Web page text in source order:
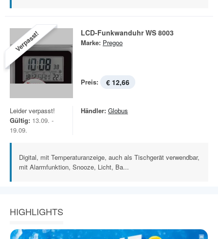
Verpasst! LCD-Funkwanduhr WS 8003
Marke: Pregoo
Preis: € 12,66
Leider verpasst!
Gültig: 13.09. -
19.09.
Händler: Globus
Digital, mit Temperaturanzeige, auch als Tischgerät verwendbar,
mit Alarmfunktion, Snooze, Licht, Ba...
HIGHLIGHTS